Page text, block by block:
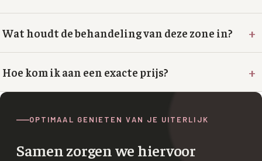
Kaalheid en haarverlies
PRP-behandeling
RRS HA Eyes
XL Hair
Alle behandelingen →
Wat houdt de behandeling van deze zone in? +
Hoe kom ik aan een exacte prijs? +
OPTIMAAL GENIETEN VAN JE UITERLIJK
Samen zorgen we hiervoor